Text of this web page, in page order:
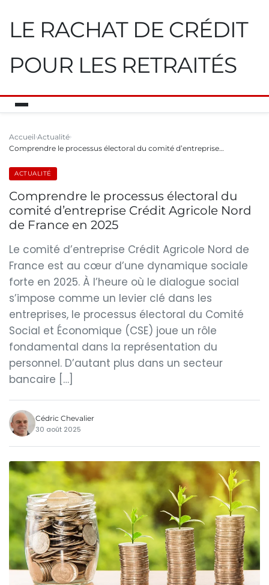
LE RACHAT DE CRÉDIT
POUR LES RETRAITÉS
Accueil Actualité
Comprendre le processus électoral du comité d’entreprise…
ACTUALITÉ
Comprendre le processus électoral du
comité d’entreprise Crédit Agricole Nord
de France en 2025
Le comité d’entreprise Crédit Agricole Nord de
France est au cœur d’une dynamique sociale
forte en 2025. À l’heure où le dialogue social
s’impose comme un levier clé dans les
entreprises, le processus électoral du Comité
Social et Économique (CSE) joue un rôle
fondamental dans la représentation du
personnel. D’autant plus dans un secteur
bancaire […]
Cédric Chevalier
30 août 2025